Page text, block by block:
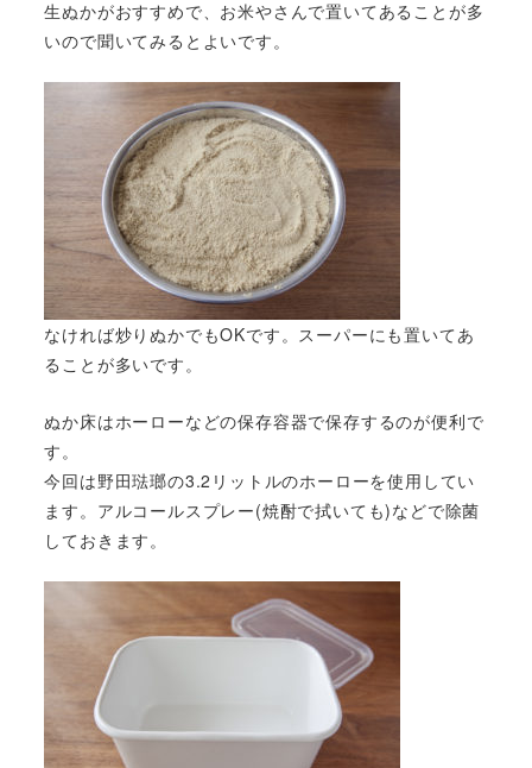
生ぬかがおすすめで、お米やさんで置いてあることが多
いので聞いてみるとよいです。
なければ炒りぬかでもOKです。スーパーにも置いてあ
ることが多いです。
ぬか床はホーローなどの保存容器で保存するのが便利で
す。
今回は野田琺瑯の3.2リットルのホーローを使用してい
ます。アルコールスプレー(焼酎で拭いても)などで除菌
しておきます。